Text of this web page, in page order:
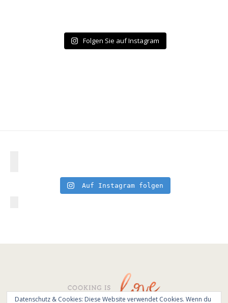
Folgen Sie auf Instagram
Auf Instagram folgen
Datenschutz & Cookies: Diese Website verwendet Cookies. Wenn du